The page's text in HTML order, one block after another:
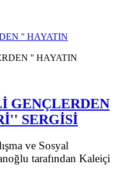
'' HAYATIN
GENÇLERDEN
SERGİSİ
ve Sosyal
tarafından Kaleiçi